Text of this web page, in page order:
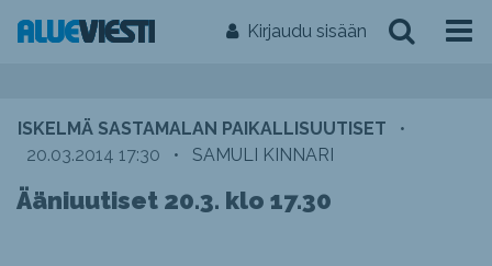
Kirjaudu sisään
ISKELMÄ SASTAMALAN PAIKALLISUUTISET
•
20.03.2014 17:30
• SAMULI KINNARI
Ääniuutiset 20.3. klo 17.30